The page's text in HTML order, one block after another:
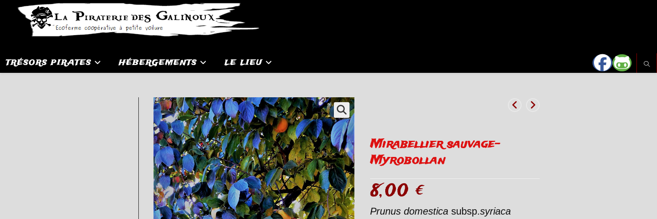
TRÉSORS PIRATES HÉBERGEMENTS LE LIEU
Mirabellier sauvage-
Myrobollan
8,00 €
Prunus domestica subsp.syriaca